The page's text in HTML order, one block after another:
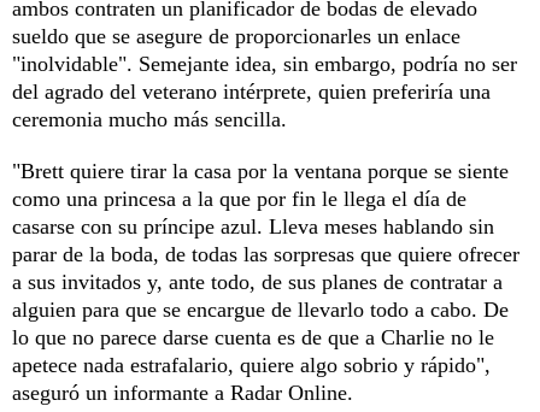
ambos contraten un planificador de bodas de elevado
sueldo que se asegure de proporcionarles un enlace
"inolvidable". Semejante idea, sin embargo, podría no ser
del agrado del veterano intérprete, quien preferiría una
ceremonia mucho más sencilla.
"Brett quiere tirar la casa por la ventana porque se siente
como una princesa a la que por fin le llega el día de
casarse con su príncipe azul. Lleva meses hablando sin
parar de la boda, de todas las sorpresas que quiere ofrecer
a sus invitados y, ante todo, de sus planes de contratar a
alguien para que se encargue de llevarlo todo a cabo. De
lo que no parece darse cuenta es de que a Charlie no le
apetece nada estrafalario, quiere algo sobrio y rápido",
aseguró un informante a Radar Online.